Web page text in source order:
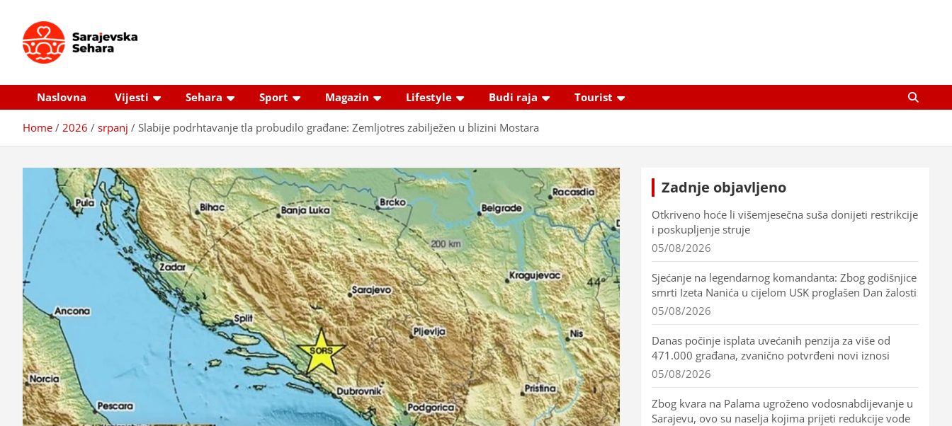
content
Sarajevska sehara
Naslovna
Vijesti Sehara Sport Magazin Lifestyle Budi raja Tourist
Home 2026 srpanj Slabije podrhtavanje tla probudilo građane: Zemljotres zabilježen u blizini Mostara
Zadnje objavljeno
Otkriveno hoće li višemjesečna suša donijeti restrikcije
i poskupljenje struje
05/08/2026
Sjećanje na legendarnog komandanta: Zbog godišnjice
smrti Izeta Nanića u cijelom USK proglašen Dan žalosti
05/08/2026
Danas počinje isplata uvećanih penzija za više od
471.000 građana, zvanično potvrđeni novi iznosi
05/08/2026
Zbog kvara na Palama ugroženo vodosnabdijevanje u
Sarajevu, ovo su naselja kojima prijeti redukcije vode